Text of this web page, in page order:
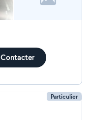
Contacter
Particulier